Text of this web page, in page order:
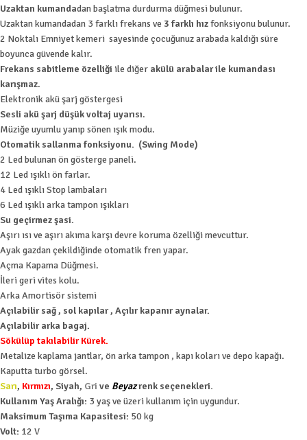
Uzaktan kumandadan başlatma durdurma düğmesi bulunur.
Uzaktan kumandadan 3 farklı frekans ve 3 farklı hızfonksiyonu bulunur.
2 Noktalı Emniyet kemeri sayesinde çocuğunuz arabada kaldığı süre
boyunca güvende kalır.
Frekans sabitleme özelliği ile diğer akülü arabalar ile kumandası
karışmaz.
Elektronik akü şarj göstergesi
Sesli akü şarj düşük voltaj uyarısı.
Müziğe uyumlu yanıp sönen ışık modu.
Otomatik sallanma fonksiyonu. (Swing Mode)
2 Led bulunan ön gösterge paneli.
12 Led ışıklı ön farlar.
4 Led ışıklı Stop lambaları
6 Led ışıklı arka tampon ışıkları
Su geçirmez şasi.
Aşırı ısı ve aşırı akıma karşı devre koruma özelliği mevcuttur.
Ayak gazdan çekildiğinde otomatik fren yapar.
Açma Kapama Düğmesi.
İleri geri vites kolu.
Arka Amortisör sistemi
Açılabilir sağ , sol kapılar , Açılır kapanır aynalar.
Açılabilir arka bagaj.
Sökülüp takılabilir Kürek.
Metalize kaplama jantlar, ön arka tampon , kapı koları ve depo kapağı.
Kaputta turbo görsel.
Sarı, Kırmızı, Siyah, Gri ve Beyazrenk seçenekleri.
Kullanım Yaş Aralığı: 3 yaş ve üzeri kullanım için uygundur.
Maksimum Taşıma Kapasitesi: 50 kg
Volt: 12 V